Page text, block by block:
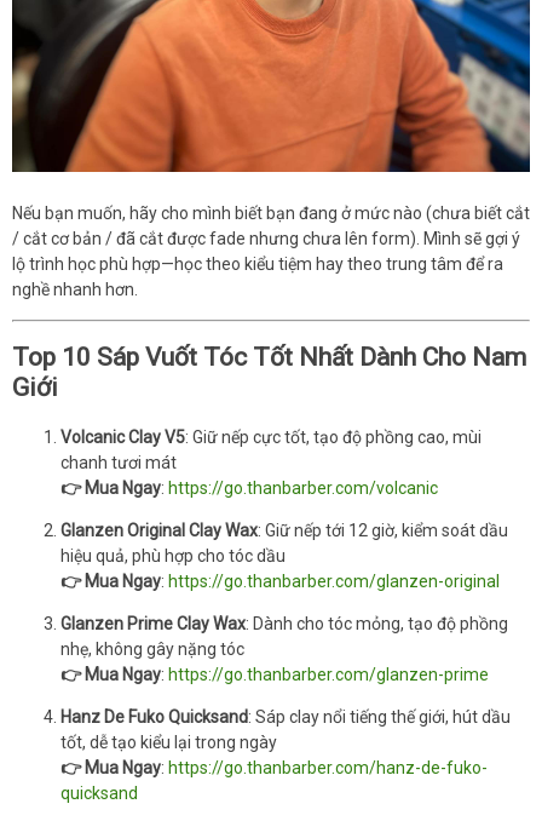
Nếu bạn muốn, hãy cho mình biết bạn đang ở mức nào (chưa biết cắt
/ cắt cơ bản / đã cắt được fade nhưng chưa lên form). Mình sẽ gợi ý
lộ trình học phù hợp—học theo kiểu tiệm hay theo trung tâm để ra
nghề nhanh hơn.
Top 10 Sáp Vuốt Tóc Tốt Nhất Dành Cho Nam
Giới
Volcanic Clay V5: Giữ nếp cực tốt, tạo độ phồng cao, mùi
chanh tươi mát
👉 Mua Ngay: https://go.thanbarber.com/volcanic
Glanzen Original Clay Wax: Giữ nếp tới 12 giờ, kiểm soát dầu
hiệu quả, phù hợp cho tóc dầu
👉 Mua Ngay: https://go.thanbarber.com/glanzen-original
Glanzen Prime Clay Wax: Dành cho tóc mỏng, tạo độ phồng
nhẹ, không gây nặng tóc
👉 Mua Ngay: https://go.thanbarber.com/glanzen-prime
Hanz De Fuko Quicksand: Sáp clay nổi tiếng thế giới, hút dầu
tốt, dễ tạo kiểu lại trong ngày
👉 Mua Ngay: https://go.thanbarber.com/hanz-de-fuko-
quicksand